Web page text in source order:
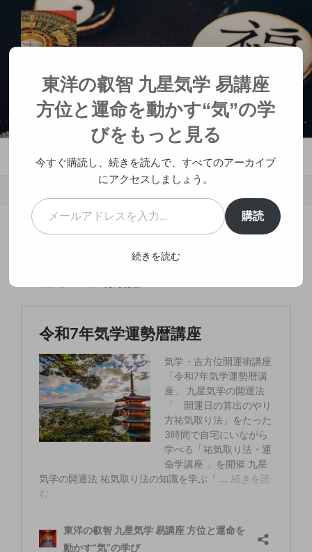
キ
ッ
東洋の叡智 九星気学 易講座 方位と
運命を動かす“気”の学び
人生が変わる神社参拝
メニュー
2020年1月3日投稿者:治癒士 風雷龍
火天大有(かてんたいゆう) 易カウ
東洋の叡智 九星気学 易講座
方位と運命を動かす“気”の学
びをもっと見る
今すぐ購読し、続きを読んで、すべてのアーカイブ
にアクセスしましょう。
メールアドレスを入力...
購読
続きを読む